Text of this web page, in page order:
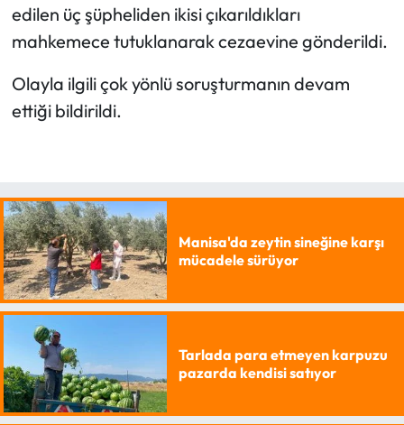
edilen üç şüpheliden ikisi çıkarıldıkları
mahkemece tutuklanarak cezaevine gönderildi.
Olayla ilgili çok yönlü soruşturmanın devam
ettiği bildirildi.
Manisa'da zeytin sineğine karşı
mücadele sürüyor
Tarlada para etmeyen karpuzu
pazarda kendisi satıyor